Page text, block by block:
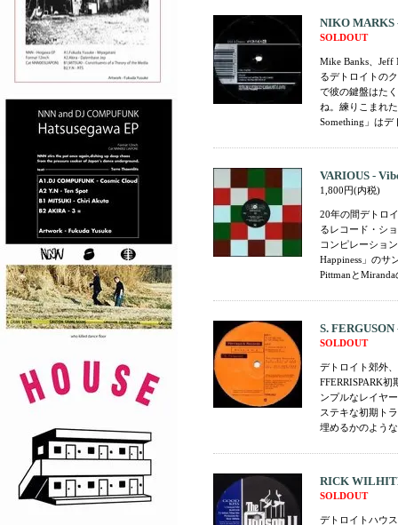
NIKO MARKS
SOLDOUT
Mike Banks、Jeff
るデトロイトの
で彼の鍵盤はた
ね。練りこまれ
Something」はデ
VARIOUS -
1,800円(内税)
20年の間デトロ
るレコード・シ
コンピレーショ
Happiness」のサ
Pittmanと
S. FERGUSON
SOLDOUT
デトロイト郊外
FFERRISPARK
ンプルなレイヤ
ステキな初期ト
埋めるかのよう
RICK
SOLDOUT
デトロイトハウ